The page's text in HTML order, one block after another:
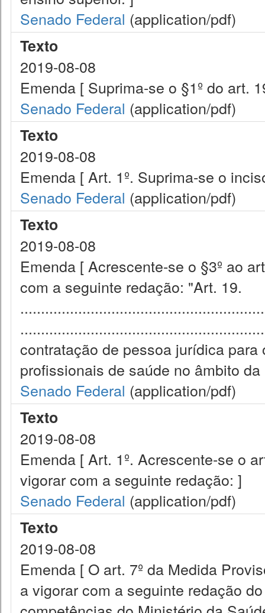
Senado Federal (application/pdf)
Texto
2019-08-08
Emenda [ Suprima-se o §1º do art.
Senado Federal (application/pdf)
Texto
2019-08-08
Emenda [ Art. 1º. Suprima-se o
Senado Federal (application/pdf)
Texto
2019-08-08
Emenda [ Acrescente-se o §3º ao
com a seguinte redação: "Art. 19.
contratação de pessoa jurídica
profissionais de saúde no âmbito
Senado Federal (application/pdf)
Texto
2019-08-08
Emenda [ Art. 1º. Acrescente-se o
vigorar com a seguinte redação: ]
Senado Federal (application/pdf)
Texto
2019-08-08
Emenda [ O art. 7º da Medida
a vigorar com a seguinte redação